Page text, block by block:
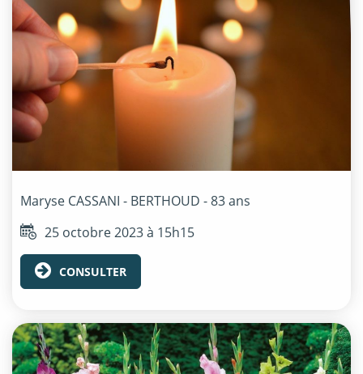
Maryse CASSANI - BERTHOUD - 83 ans
25 octobre 2023 à 15h15
CONSULTER